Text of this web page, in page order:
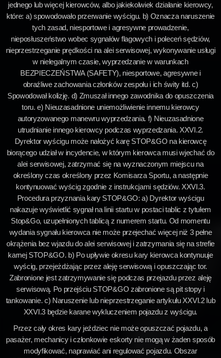
jednego lub więcej kierowców, albo jakiekolwiek działanie kierowcy,
które: a) spowodowało przerwanie wyścigu. b) Oznacza naruszenie
tych zasad, niesportowe i agresywne prowadzenie,
nieposłuszeństwo wobec sygnałów flagowych i poleceń sędziów,
nieprzestrzeganie prędkości na alei serwisowej, wykonywanie usługi
w nielegalnym czasie, wyprzedzanie w warunkach
BEZPIECZEŃSTWA (SAFETY), niesportowe, agresywne i
obraźliwe zachowania członków zespołu i ich świty itd. c)
Spowodował kolizję. d) Zmuszał innego zawodnika do opuszczenia
toru. e) Nieuzasadnione uniemożliwienie innemu kierowcy
autoryzowanego manewru wyprzedzania. f) Nieuzasadnione
utrudnianie innego kierowcy podczas wyprzedzania. XXVI.2.
Dyrektor wyścigu może nałożyć karę STOP&GO na kierowcę
biorącego udział w incydencie, w którym kierowca musi wjechać do
alei serwisowej, zatrzymać się na wyznaczonym miejscu na
określony czas określony przez Komisarza Sportu, a następnie
kontynuować wyścig zgodnie z instrukcjami sędziów. XXVI.3.
Procedura przyznania kary STOP&GO: a) Dyrektor wyścigu
nakazuje wyświetlić sygnał na linii startu w postaci tablic z tytułem
Stop&Go, uzupełnionych tablicą z numerem startu. Od momentu
wydania sygnału kierowca nie może przejechać więcej niż 3 pełne
okrążenia bez wjazdu do alei serwisowej i zatrzymania się na strefie
karnej STOP&GO. b) Po upływie okresu kary kierowca kontynuuje
wyścig, przejeżdżając przez aleję serwisową i opuszczając tor.
Zabronione jest zatrzymywanie się podczas przejazdu przez aleję
serwisową. Po przejściu STOP&GO zabronione są pit stopy i
tankowanie. c) Naruszenie lub nieprzestrzeganie artykułu XXVI.2 lub
XXVI.3 będzie karane wykluczeniem pojazdu z wyścigu.
Przez cały okres kary jeździec nie może opuszczać pojazdu, a
pasażer, mechanicy i członkowie eskorty nie mogą w żaden sposób
modyfikować, naprawiać ani regulować pojazdu. Obszar